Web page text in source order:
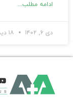
ادامه مطلب...
دی ۶, ۱۴۰۲